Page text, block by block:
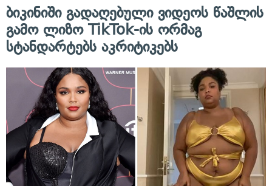
ბიკინიში გადაღებული ვიდეოს წაშლის
გამო ლიზო TikTok-ის ორმაგ
სტანდარტებს აკრიტიკებს